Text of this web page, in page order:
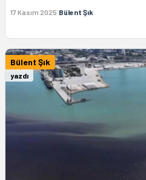
17 Kasım 2025 Bülent Şık
Bülent Şık
yazdı